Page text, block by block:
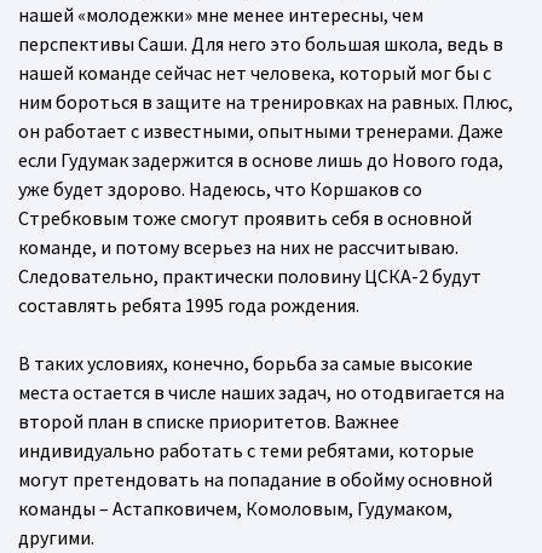
нашей «молодежки» мне менее интересны, чем
перспективы Саши. Для него это большая школа, ведь в
нашей команде сейчас нет человека, который мог бы с
ним бороться в защите на тренировках на равных. Плюс,
он работает с известными, опытными тренерами. Даже
если Гудумак задержится в основе лишь до Нового года,
уже будет здорово. Надеюсь, что Коршаков со
Стребковым тоже смогут проявить себя в основной
команде, и потому всерьез на них не рассчитываю.
Следовательно, практически половину ЦСКА-2 будут
составлять ребята 1995 года рождения.
В таких условиях, конечно, борьба за самые высокие
места остается в числе наших задач, но отодвигается на
второй план в списке приоритетов. Важнее
индивидуально работать с теми ребятами, которые
могут претендовать на попадание в обойму основной
команды – Астапковичем, Комоловым, Гудумаком,
другими.